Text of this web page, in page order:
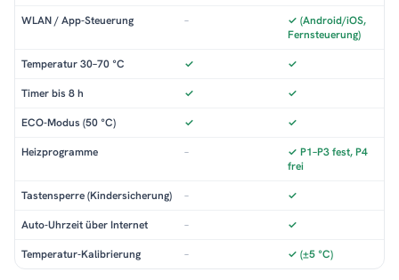
WLAN / App-Steuerung –
✓ (Android/iOS,
Fernsteuerung)
Temperatur 30–70 °C ✓ ✓
Timer bis 8 h ✓ ✓
ECO-Modus (50 °C) ✓ ✓
Heizprogramme –
✓ P1–P3 fest, P4
frei
Tastensperre (Kindersicherung) – ✓
Auto-Uhrzeit über Internet – ✓
Temperatur-Kalibrierung – ✓ (±5 °C)